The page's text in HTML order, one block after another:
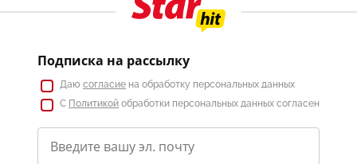
Подписка на рассылку
Даю согласие на обработку персональных данных
С Политикой обработки персональных данных согласен